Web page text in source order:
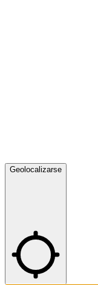
Geolocalizarse